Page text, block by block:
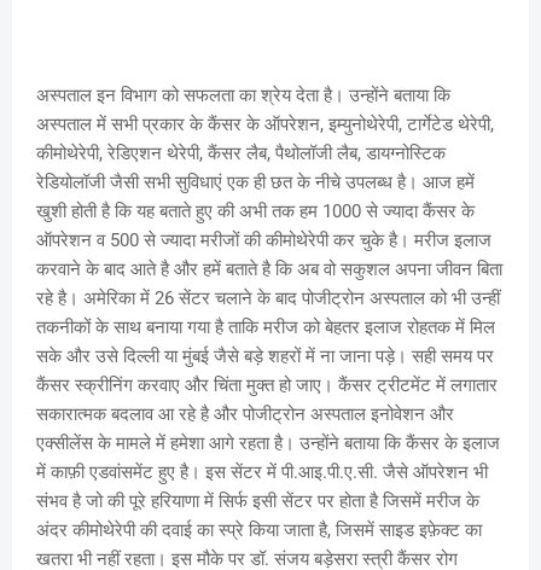
अस्पताल इन विभाग को सफलता का श्रेय देता है। उन्होंने बताया कि
अस्पताल में सभी प्रकार के कैंसर के ऑपरेशन, इम्युनोथेरेपी, टार्गेटेड थेरेपी,
कीमोथेरेपी, रेडिएशन थेरेपी, कैंसर लैब, पैथोलॉजी लैब, डायग्नोस्टिक
रेडियोलॉजी जैसी सभी सुविधाएं एक ही छत के नीचे उपलब्ध है। आज हमें
खुशी होती है कि यह बताते हुए की अभी तक हम 1000 से ज्यादा कैंसर के
ऑपरेशन व 500 से ज्यादा मरीजों की कीमोथेरेपी कर चुके है। मरीज इलाज
करवाने के बाद आते है और हमें बताते है कि अब वो सकुशल अपना जीवन बिता
रहे है। अमेरिका में 26 सेंटर चलाने के बाद पोजीट्रोन अस्पताल को भी उन्हीं
तकनीकों के साथ बनाया गया है ताकि मरीज को बेहतर इलाज रोहतक में मिल
सके और उसे दिल्ली या मुंबई जैसे बड़े शहरों में ना जाना पड़े। सही समय पर
कैंसर स्क्रीनिंग करवाए और चिंता मुक्त हो जाए। कैंसर ट्रीटमेंट में लगातार
सकारात्मक बदलाव आ रहे है और पोजीट्रोन अस्पताल इनोवेशन और
एक्सीलेंस के मामले में हमेशा आगे रहता है। उन्होंने बताया कि कैंसर के इलाज
में काफ़ी एडवांसमेंट हुए है। इस सेंटर में पी.आइ.पी.ए.सी. जैसे ऑपरेशन भी
संभव है जो की पूरे हरियाणा में सिर्फ इसी सेंटर पर होता है जिसमें मरीज के
अंदर कीमोथेरेपी की दवाई का स्प्रे किया जाता है, जिसमें साइड इफ़ेक्ट का
खतरा भी नहीं रहता। इस मौके पर डॉ. संजय बड़ेसरा स्त्री कैंसर रोग